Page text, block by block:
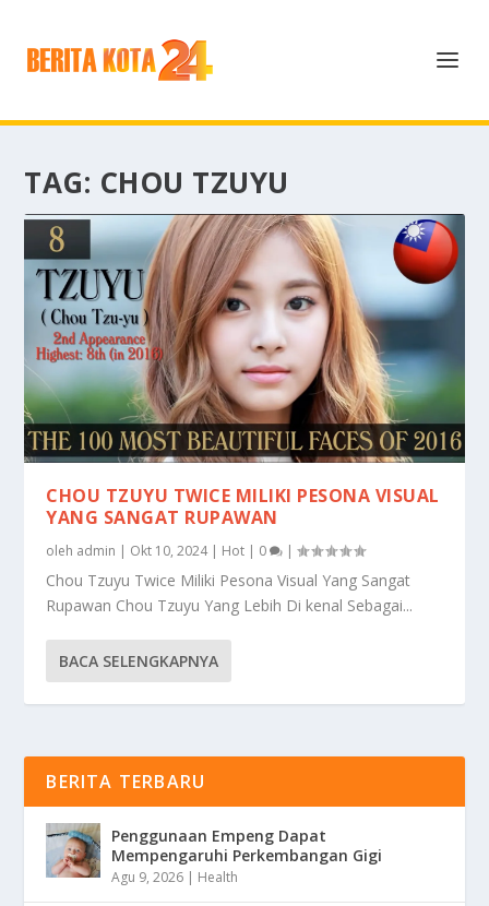
TAG: CHOU TZUYU
CHOU TZUYU TWICE MILIKI PESONA VISUAL
YANG SANGAT RUPAWAN
oleh admin | Okt 10, 2024| Hot | 0 |
Chou Tzuyu Twice Miliki Pesona Visual Yang Sangat
Rupawan Chou Tzuyu Yang Lebih Di kenal Sebagai...
BACA SELENGKAPNYA
BERITA TERBARU
Penggunaan Empeng Dapat
Mempengaruhi Perkembangan Gigi
Agu 9, 2026 | Health